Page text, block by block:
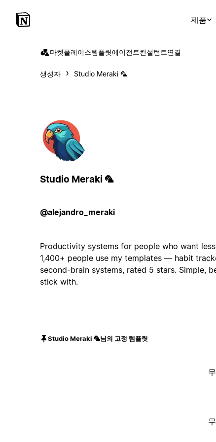
제품
마켓플레이스템플릿에이전트컨설턴트연결
생성자 Studio Meraki 🦜
Studio Meraki 🦜
@alejandro_meraki
Productivity systems for people who want
1,400+ people use my templates — habit
second-brain systems, rated 5 stars. Simple,
stick with.
Studio Meraki 🦜님의 고정 템플릿